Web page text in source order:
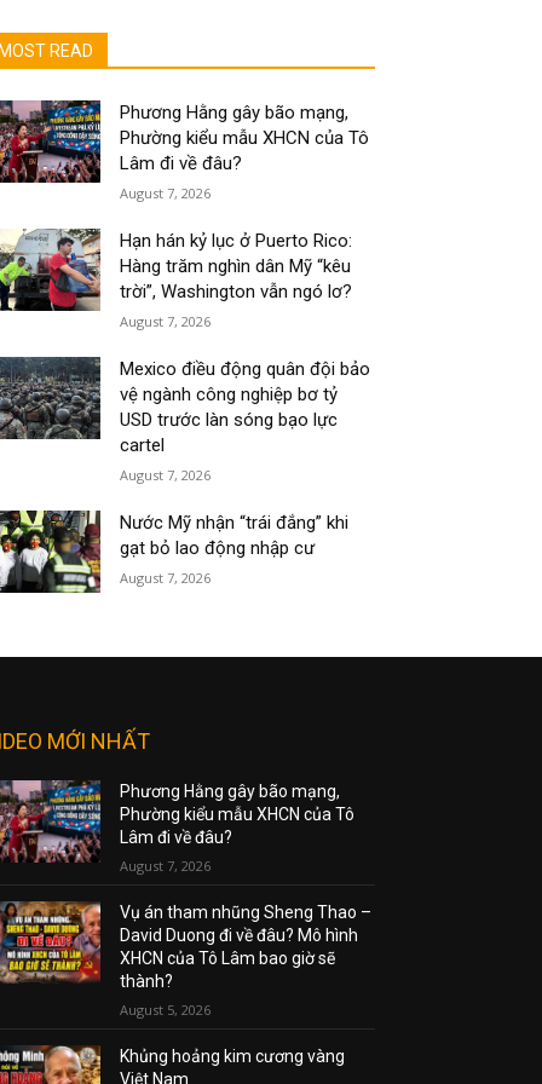
MOST READ
Phương Hằng gây bão mạng,
Phường kiểu mẫu XHCN của Tô
Lâm đi về đâu?
August 7, 2026
Hạn hán kỷ lục ở Puerto Rico:
Hàng trăm nghìn dân Mỹ “kêu
trời”, Washington vẫn ngó lơ?
August 7, 2026
Mexico điều động quân đội bảo
vệ ngành công nghiệp bơ tỷ
USD trước làn sóng bạo lực
cartel
August 7, 2026
Nước Mỹ nhận “trái đắng” khi
gạt bỏ lao động nhập cư
August 7, 2026
MỚI NHẤT
Phương Hằng gây bão mạng,
Phường kiểu mẫu XHCN của Tô
Lâm đi về đâu?
August 7, 2026
Vụ án tham nhũng Sheng Thao –
David Duong đi về đâu? Mô hình
XHCN của Tô Lâm bao giờ sẽ
thành?
August 5, 2026
Khủng hoảng kim cương vàng
Việt Nam